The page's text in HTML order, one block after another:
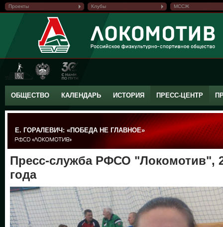
Проекты Клубы МССЖ
ОБЩЕСТВО КАЛЕНДАРЬ ИСТОРИЯ ПРЕСС-ЦЕНТР
Е. ГОРАЛЕВИЧ: «ПОБЕДА НЕ ГЛАВНОЕ»
Пресс-служба РФСО "Локомотив",
года